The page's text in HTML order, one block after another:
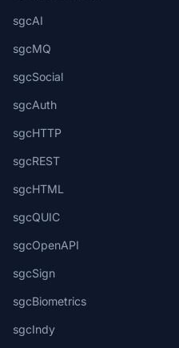
sgcAI
sgcMQ
sgcSocial
sgcAuth
sgcHTTP
sgcREST
sgcHTML
sgcQUIC
sgcOpenAPI
sgcSign
sgcBiometrics
sgcIndy